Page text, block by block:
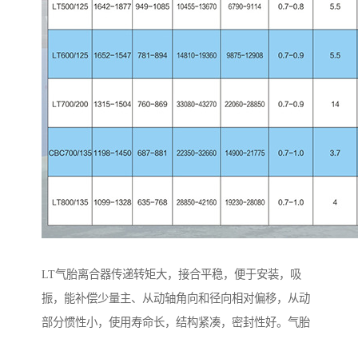
LT气胎离合器传递转矩大，接合平稳，便于安装，吸
振，能补偿少量主、从动轴角向和径向相对偏移，从动
部分惯性小，使用寿命长，结构紧凑，密封性好。气胎